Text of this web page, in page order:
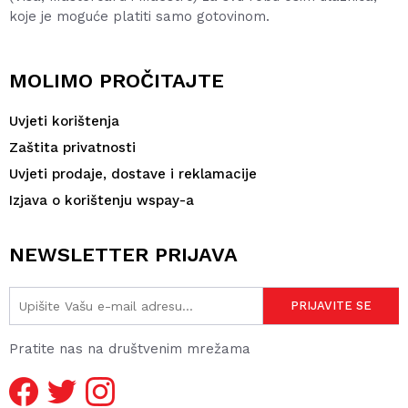
koje je moguće platiti samo gotovinom.
MOLIMO PROČITAJTE
Uvjeti korištenja
Zaštita privatnosti
Uvjeti prodaje, dostave i reklamacije
Izjava o korištenju wspay-a
NEWSLETTER PRIJAVA
Pratite nas na društvenim mrežama